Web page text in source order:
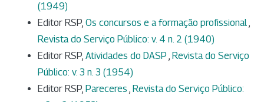
(1949)
Editor RSP, Os concursos e a formação profissional,
Revista do Serviço Público: v. 4 n. 2 (1940)
Editor RSP, Atividades do DASP , Revista do Serviço
Público: v. 3 n. 3 (1954)
Editor RSP, Pareceres , Revista do Serviço Público: